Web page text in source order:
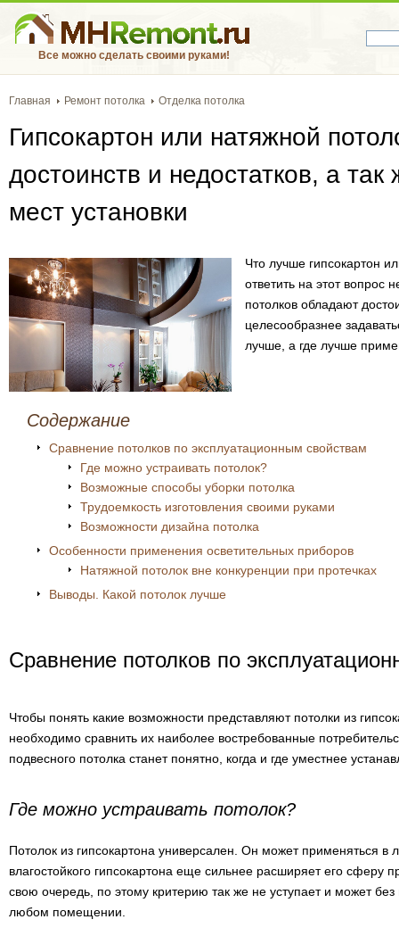
Все можно сделать своими руками!
Главная Ремонт потолка Отделка потолка
Гипсокартон или натяжной
достоинств и недостатков, а
мест установки
Что лучше гипсокартон
ответить на этот вопрос
потолков обладают
целесообразнее
лучше, а где лучше
Содержание
Сравнение потолков по эксплуатационным свойствам
Где можно устраивать потолок?
Возможные способы уборки потолка
Трудоемкость изготовления своими руками
Возможности дизайна потолка
Особенности применения осветительных приборов
Натяжной потолок вне конкуренции при протечках
Выводы. Какой потолок лучше
Сравнение потолков по
Чтобы понять какие возможности представляют потолки из
необходимо сравнить их наиболее востребованные
подвесного потолка станет понятно, когда и где уместнее
Где можно устраивать потолок?
Потолок из гипсокартона универсален. Он может применяться
влагостойкого гипсокартона еще сильнее расширяет его сферу
свою очередь, по этому критерию так же не уступает и может без
любом помещении.